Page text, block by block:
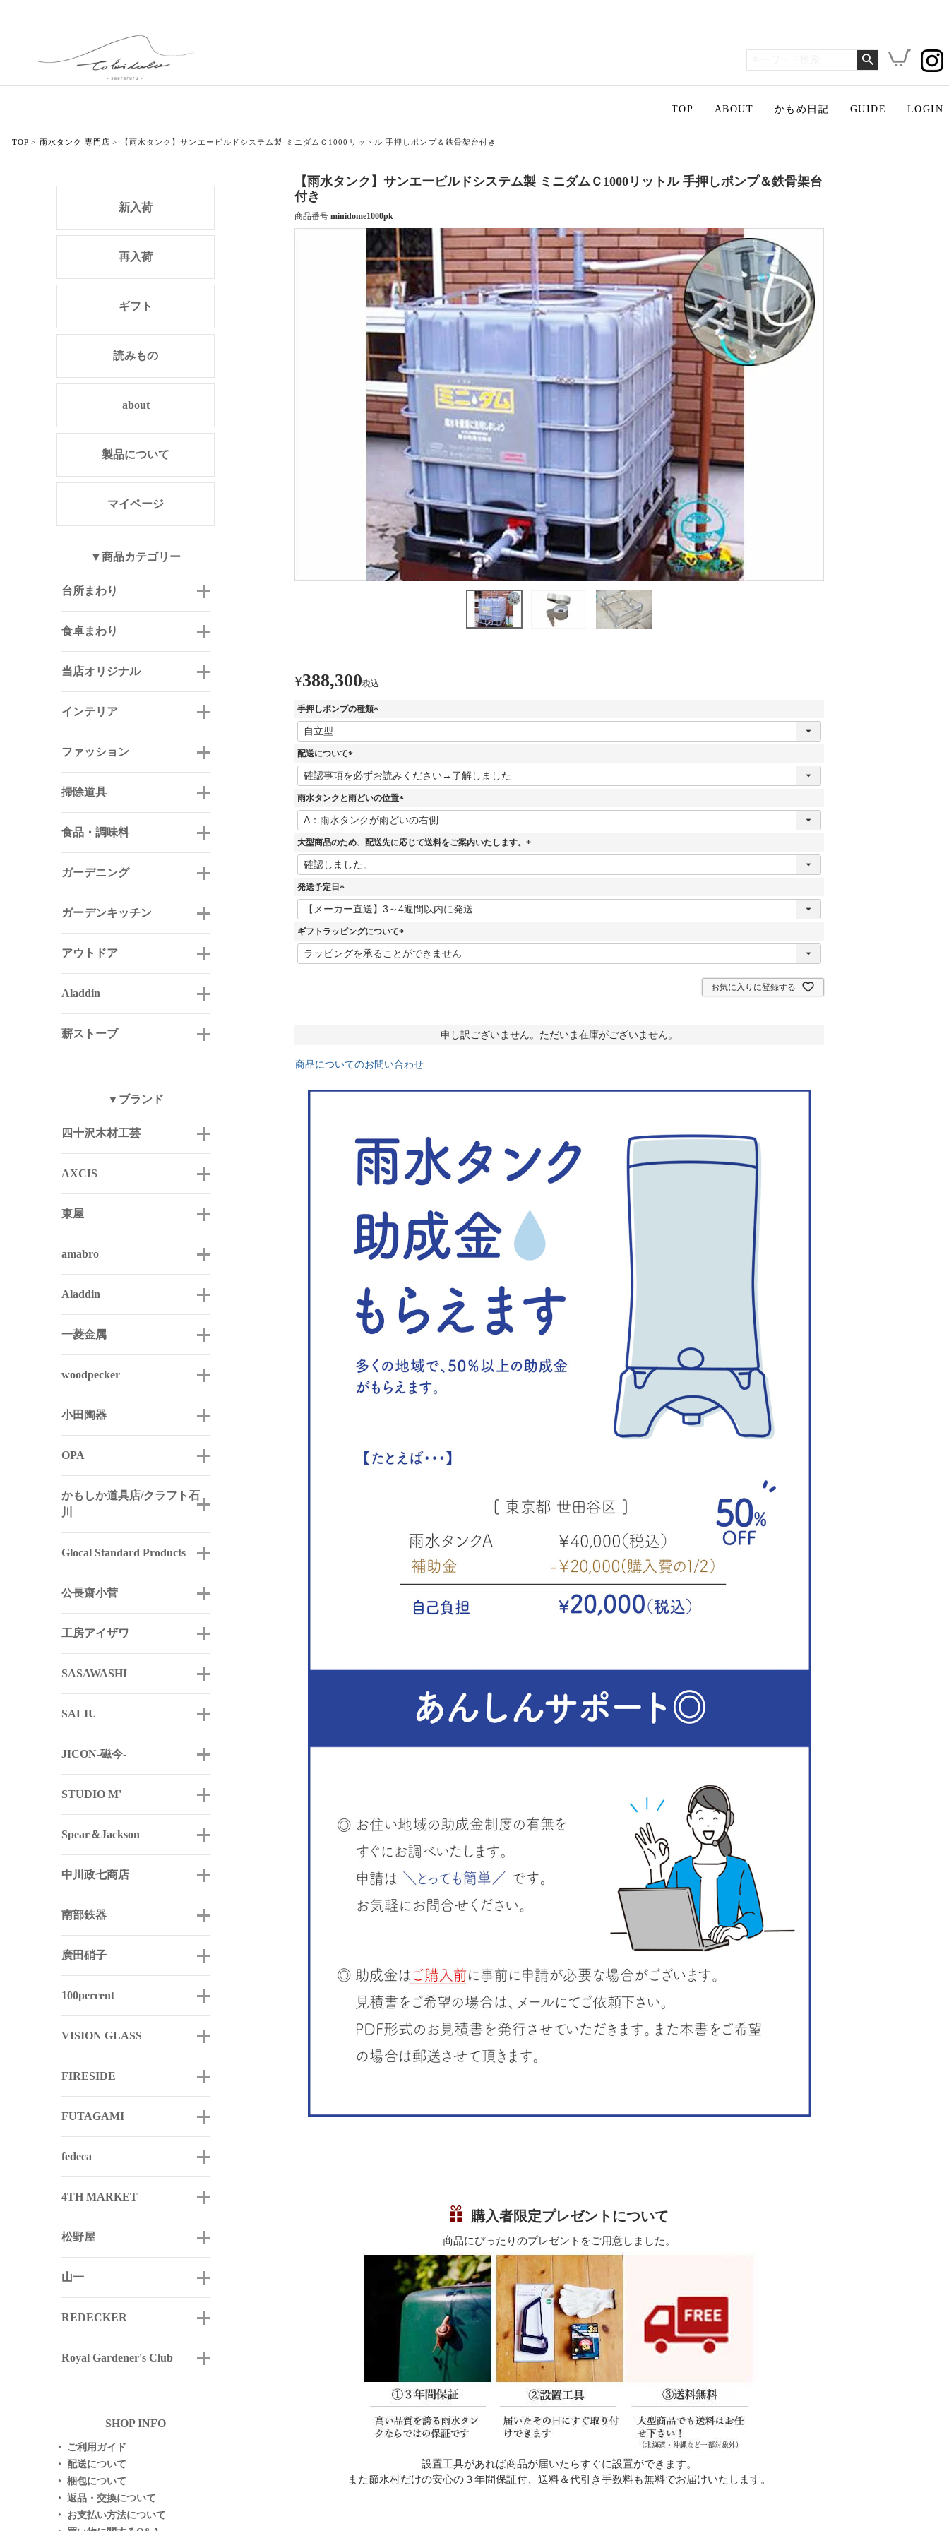
TOP ABOUT かもめ日記 GUIDE LOGIN
TOP 雨水タンク 専門店 【雨水タンク】サンエービルドシステム製 ミニダムＣ1000リットル 手押しポンプ＆鉄骨架台付き
新入荷
再入荷
ギフト
読みもの
about
製品について
マイページ
▼商品カテゴリー
台所まわり
食卓まわり
当店オリジナル
インテリア
ファッション
掃除道具
食品・調味料
ガーデニング
ガーデンキッチン
アウトドア
Aladdin
薪ストーブ
▼ブランド
四十沢木材工芸
AXCIS
東屋
amabro
Aladdin
一菱金属
woodpecker
小田陶器
OPA
かもしか道具店/クラフト石
川
Glocal Standard Products
公長齋小菅
工房アイザワ
SASAWASHI
SALIU
JICON-磁今-
STUDIO M'
Spear＆Jackson
中川政七商店
南部鉄器
廣田硝子
100percent
VISION GLASS
FIRESIDE
FUTAGAMI
fedeca
4TH MARKET
松野屋
山一
REDECKER
Royal Gardener's Club
SHOP INFO
▶ ご利用ガイド
▶ 配送について
▶ 梱包について
▶ 返品・交換について
▶ お支払い方法について
【雨水タンク】サンエービルドシステム製 ミニダムＣ1000リットル 手押しポンプ＆鉄骨架台
付き
商品番号 minidome1000pk
¥388,300税込
手押しポンプの種類
(
配送について
(
必
須
雨水タンクと雨どいの位置
(
必
須
大型商品のため、配送先に応じて送料をご案内いたします。
(
発送予定日
(
必
須
ギフトラッピングについて
(
必
お気に入りに登録する
申し訳ございません。ただいま在庫がございません。
商品についてのお問い合わせ
購入者限定プレゼントについて
商品にぴったりのプレゼントをご用意しました。
設置工具があれば商品が届いたらすぐに設置ができます。
また節水村だけの安心の３年間保証付、送料＆代引き手数料も無料でお届けいたします。